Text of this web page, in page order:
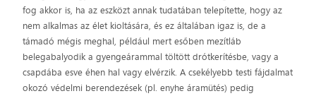
fog akkor is, ha az eszközt annak tudatában telepítette, hogy az
nem alkalmas az élet kioltására, és ez általában igaz is, de a
támadó mégis meghal, például mert esőben mezítláb
belegabalyodik a gyengeárammal töltött drótkerítésbe, vagy a
csapdába esve éhen hal vagy elvérzik. A csekélyebb testi fájdalmat
okozó védelmi berendezések (pl. enyhe áramütés) pedig